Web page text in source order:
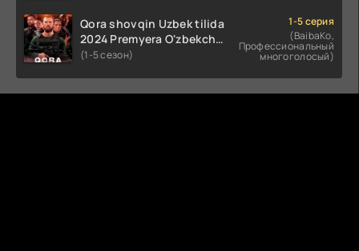
Qora shovqin Uzbek tilida
2024 Premyera O'zbekcha
tarjima kino HD skachat
(1-5 сезон)
1-5 серия
(BaibaKo,
Профессиональный
многоголосый)